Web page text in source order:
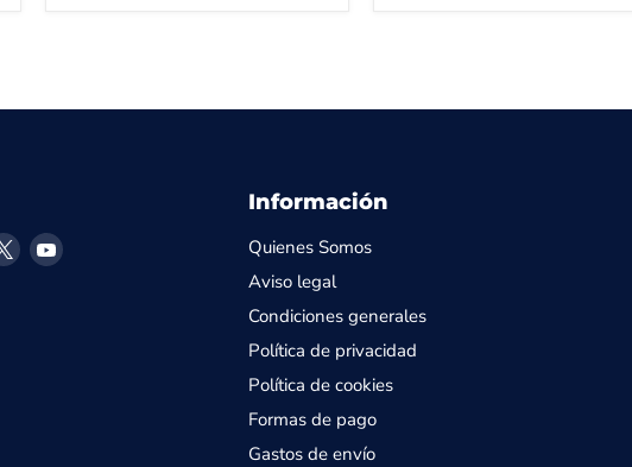
Encuéntrenos
Encuéntrenos
Información
Quienes Somos
Aviso legal
Condiciones generales
Política de privacidad
Política de cookies
Formas de pago
Gastos de envío